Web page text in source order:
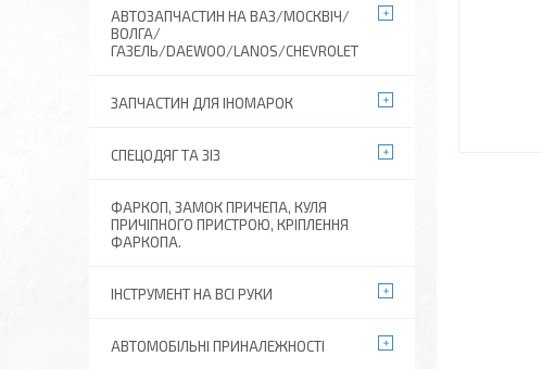
АВТОЗАПЧАСТИН НА ВАЗ/МОСКВІЧ/
ВОЛГА/
ГАЗЕЛЬ/DAEWOO/LANOS/CHEVROLET
ЗАПЧАСТИН ДЛЯ ІНОМАРОК
СПЕЦОДЯГ ТА ЗІЗ
ФАРКОП, ЗАМОК ПРИЧЕПА, КУЛЯ
ПРИЧІПНОГО ПРИСТРОЮ, КРІПЛЕННЯ
ФАРКОПА.
ІНСТРУМЕНТ НА ВСІ РУКИ
АВТОМОБІЛЬНІ ПРИНАЛЕЖНОСТІ